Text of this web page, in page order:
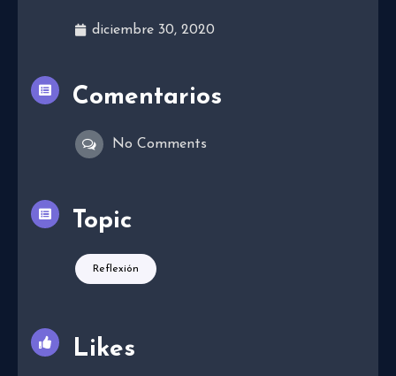
diciembre 30, 2020
Comentarios
No Comments
Topic
Reflexión
Likes